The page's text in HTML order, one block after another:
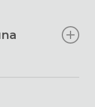
raggio
soggetti a
quantitativo